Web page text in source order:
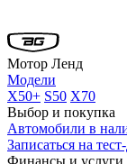
Мотор Ленд
Модели
X50+ S50 X70
Выбор и покупка
Автомобили в
Записаться на
Финансы и услуги